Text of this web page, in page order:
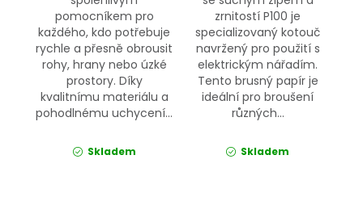
pomocníkem pro
každého, kdo potřebuje
rychle a přesně obrousit
rohy, hrany nebo úzké
prostory. Díky
kvalitnímu materiálu a
pohodlnému uchycení...
Skladem
zrnitostí P100 je
specializovaný kotouč
navržený pro použití s
elektrickým nářadím.
Tento brusný papír je
ideální pro broušení
různých...
Skladem